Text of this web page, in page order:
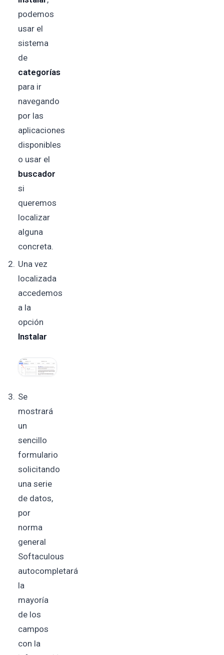
podemos
usar el
sistema
de
categorías
para ir
navegando
por las
aplicaciones
disponibles
o usar el
buscador
si
queremos
localizar
alguna
concreta.
Una vez
localizada
accedemos
a la
opción
Instalar
Se
mostrará
un
sencillo
formulario
solicitando
una serie
de datos,
por
norma
general
Softaculous
autocompletará
la
mayoría
de los
campos
con la